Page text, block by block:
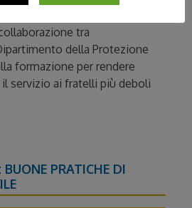
tra
della Protezione
formazione per rendere
servizio ai fratelli più deboli
PRATICHE DI